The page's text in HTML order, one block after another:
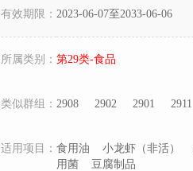
有效期限： 2023-06-07至2033-06-06
所属类别： 第29类-食品
类似群组： 2908 2902 2901 2911
适用项目： 食用油 小龙虾（非活）
用菌
豆腐制品